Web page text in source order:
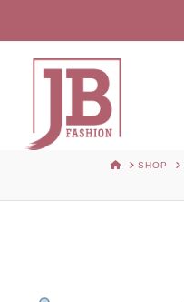
HOMESHOP